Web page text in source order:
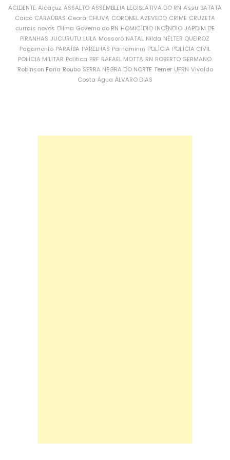
ACIDENTE Alcaçuz ASSALTO ASSEMBLEIA LEGISLATIVA DO RN Assu BATATA
Caicó CARAÚBAS Ceará CHUVA CORONEL AZEVEDO CRIME CRUZETA
currais novos Dilma Governo do RN HOMICÍDIO INCÊNDIO JARDIM DE
PIRANHAS JUCURUTU LULA Mossoró NATAL Nilda NÉLTER QUEIROZ
Pagamento PARAÍBA PARELHAS Parnamirim POLÍCIA POLÍCIA CIVIL
POLÍCIA MILITAR Política PRF RAFAEL MOTTA RN ROBERTO GERMANO
Robinson Faria Roubo SERRA NEGRA DO NORTE Temer UFRN Vivaldo
Costa Água ÁLVARO DIAS